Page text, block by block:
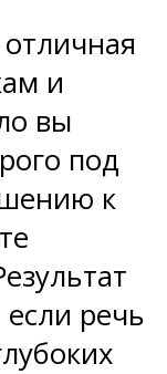
и
вы
под
к
речь